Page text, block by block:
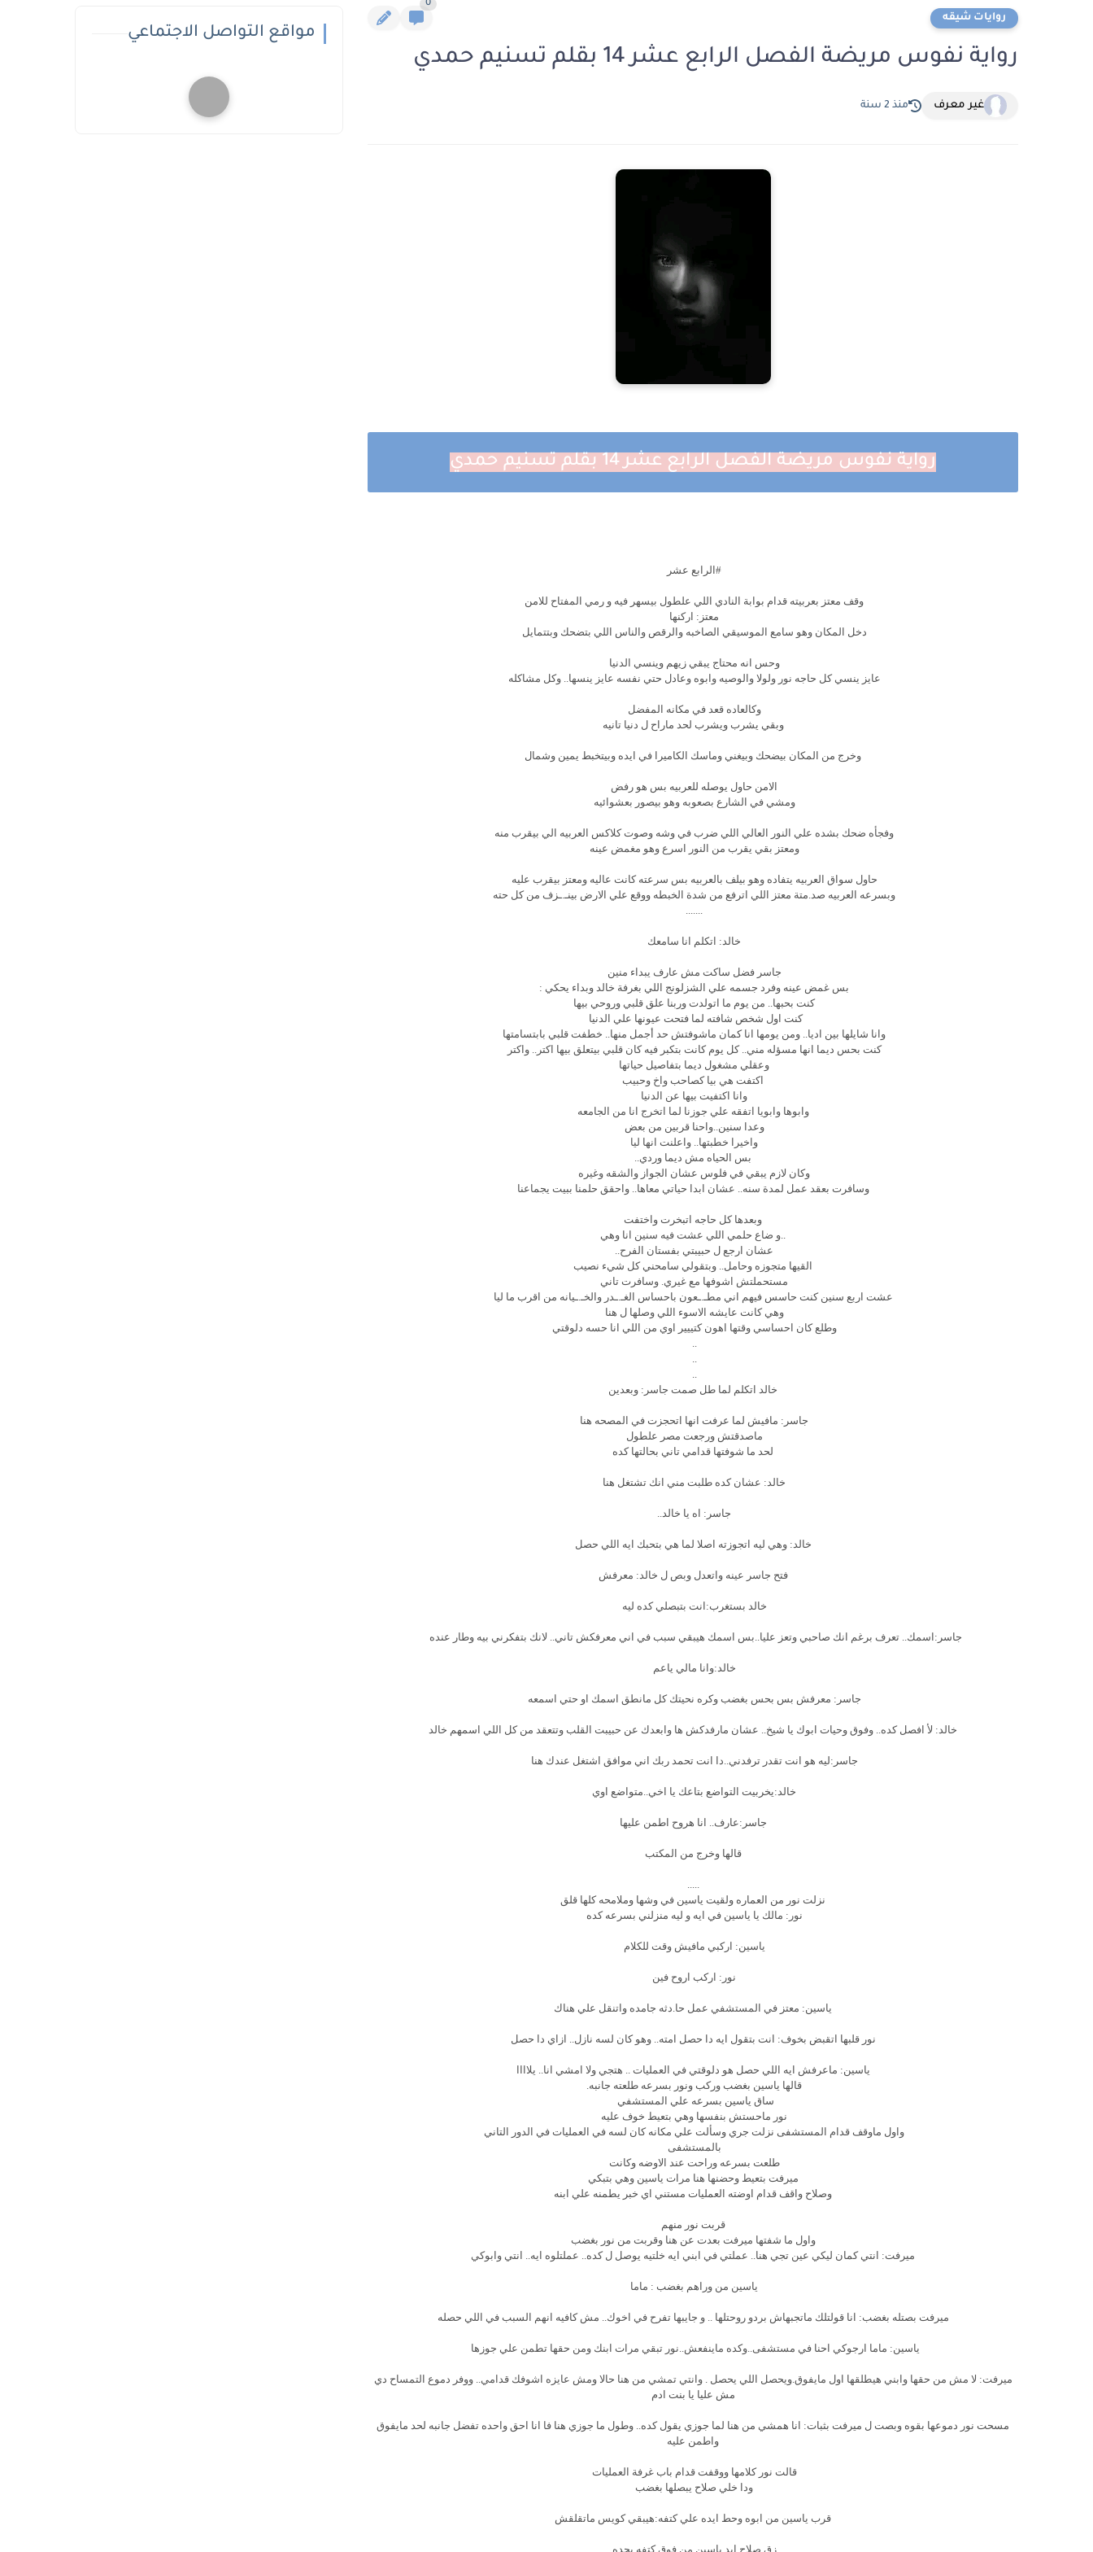
روايات شيقه
0
رواية نفوس مريضة الفصل الرابع عشر 14 بقلم تسنيم حمدي
غير معرف منذ 2 سنة
رواية نفوس مريضة الفصل الرابع عشر 14 بقلم تسنيم حمدي
#الرابع عشر
وقف معتز بعربيته قدام بوابة النادي اللي علطول بيسهر فيه و رمي المفتاح للامن
معتز: اركنها
دخل المكان وهو سامع الموسيقي الصاخبه والرقص والناس اللي بتضحك وبتتمايل
وحس انه محتاج يبقي زيهم وينسي الدنيا
عايز ينسي كل حاجه نور ولولا والوصيه وابوه وعادل حتي نفسه عايز ينسها.. وكل مشاكله
وكالعاده قعد في مكانه المفضل
وبقي يشرب ويشرب لحد ماراح ل دنيا تانيه
وخرج من المكان بيضحك وبيغني وماسك الكاميرا في ايده وبيتخبط يمين وشمال
الامن حاول يوصله للعربيه بس هو رفض
ومشي في الشارع بصعوبه وهو بيصور بعشوائيه
وفجأه ضحك بشده علي النور العالي اللي ضرب في وشه وصوت كلاكس العربيه الي بيقرب منه
ومعتز بقي يقرب من النور اسرع وهو مغمض عينه
حاول سواق العربيه يتفاده وهو بيلف بالعربيه بس سرعته كانت عاليه ومعتز بيقرب عليه
وبسرعه العربيه صد.متة معتز اللي اترفع من شدة الخبطه ووقع علي الارض بينـ.ـزف من كل حته
.......
خالد: اتكلم انا سامعك
جاسر فضل ساكت مش عارف يبداء منين
بس غمض عينه وفرد جسمه علي الشزلونج اللي بغرفة خالد وبداء يحكي :
كنت بحبها.. من يوم ما اتولدت وربنا علق قلبي وروحي بيها
كنت اول شخص شافته لما فتحت عيونها علي الدنيا
وانا شايلها بين اديا.. ومن يومها انا كمان ماشوفتش حد أجمل منها.. خطفت قلبي بابتسامتها
كنت بحس ديما انها مسؤله مني.. كل يوم كانت بتكبر فيه كان قلبي بيتعلق بيها اكتر.. واكتر
وعقلي مشغول ديما بتفاصيل حياتها
اكتفت هي بيا كصاحب واخ وحبيب
وانا اكتفيت بيها عن الدنيا
وابوها وابويا اتفقه علي جوزنا لما اتخرج انا من الجامعه
وعدا سنين..واحنا قربين من بعض
واخيرا خطبتها.. واعلنت انها ليا
بس الحياه مش ديما وردي..
وكان لازم يبقي في فلوس عشان الجواز والشقه وغيره
وسافرت بعقد عمل لمدة سنه.. عشان ابدا حياتي معاها.. واحقق حلمنا ببيت يجماعنا
وبعدها كل حاجه اتبخرت واختفت
..و ضاع حلمي اللي عشت فيه سنين انا وهي
عشان ارجع ل حبيبتي بفستان الفرح..
القيها متجوزه وحامل.. وبتقولي سامحني كل شيء نصيب
مستحملتش اشوفها مع غيري. وسافرت تاني
عشت اربع سنين كنت حاسس فيهم اني مطـ.ـعون باحساس الغـ.ـدر والخـ.ـيانه من اقرب ما ليا
وهي كانت عايشه الاسوء اللي وصلها ل هنا
وطلع كان احساسي وقتها اهون كتييير اوي من اللي انا حسه دلوقتي
..
..
..
خالد اتكلم لما طل صمت جاسر: وبعدين
جاسر: مافيش لما عرفت انها اتحجزت في المصحه هنا
ماصدقتش ورجعت مصر علطول
لحد ما شوفتها قدامي تاني بحالتها كده
خالد: عشان كده طلبت مني انك تشتغل هنا
جاسر: اه يا خالد..
خالد: وهي ليه اتجوزته اصلا لما هي بتحبك ايه اللي حصل
فتح جاسر عينه واتعدل وبص ل خالد: معرفش
خالد بستغرب:انت بتبصلي كده ليه
جاسر:اسمك.. تعرف برغم انك صاحبي وتعز عليا..بس اسمك هيبقي سبب في اني معرفكش تاني.. لانك بتفكرني بيه وطار عنده
خالد:وانا مالي ياعم
جاسر: معرفش بس بحس بغضب وكره نحيتك كل مانطق اسمك او حتي اسمعه
خالد: لأ افصل كده.. وفوق وحيات ابوك يا شيخ.. عشان مارفدكش ها وابعدك عن حبيبت القلب وتتعقد من كل اللي اسمهم خالد
جاسر:ليه هو انت تقدر ترفدني..دا انت تحمد ربك اني موافق اشتغل عندك هنا
خالد:يخربيت التواضع بتاعك يا اخي..متواضع اوي
جاسر:عارف.. انا هروح اطمن عليها
قالها وخرج من المكتب
.....
نزلت نور من العماره ولقيت ياسين في وشها وملامحه كلها قلق
نور: مالك يا ياسين في ايه و ليه منزلني بسرعه كده
ياسين: اركبي مافيش وقت للكلام
نور: اركب اروح فين
ياسين: معتز في المستشفي عمل حا.دثه جامده واتنقل علي هناك
نور قلبها اتقبض بخوف: انت بتقول ايه دا حصل امته.. وهو كان لسه نازل.. ازاي دا حصل
ياسين: ماعرفش ايه اللي حصل هو دلوقتي في العمليات .. هتجي ولا امشي انا.. يلاااا
قالها ياسين بغضب وركب ونور بسرعه طلعته جانبه.
ساق ياسين بسرعه علي المستشفي
نور ماحستش بنفسها وهي بتعيط خوف عليه
واول ماوقف قدام المستشفى نزلت جري وسألت علي مكانه كان لسه في العمليات في الدور التاني
بالمستشفى
طلعت بسرعه وراحت عند الاوضه وكانت
ميرفت بتعيط وحضنها هنا مرات ياسين وهي بتبكي
وصلاح واقف قدام اوضته العمليات مستني اي خبر يطمنه علي ابنه
قربت نور منهم
واول ما شفتها ميرفت بعدت عن هنا وقربت من نور بغضب
ميرفت: انتي كمان ليكي عين تجي هنا.. عملتي في ابني ايه خلتيه يوصل ل كده.. عملتلوه ايه.. انتي وابوكي
ياسين من وراهم بغضب : ماما
ميرفت بصتله بغضب: انا قولتلك ماتجبهاش بردو روحتلها .. و جايبها تفرح في اخوك.. مش كافيه انهم السبب في اللي حصله
ياسين: ماما ارجوكي احنا في مستشفى..وكده ماينفعش..نور تبقي مرات ابنك ومن حقها تطمن علي جوزها
ميرفت: لا مش من حقها وابني هيطلقها اول مايفوق.ويحصل اللي يحصل . وانتي تمشي من هنا حالا ومش عايزه اشوفك قدامي.. ووفر دموع التمساح دي
مش عليا يا بنت ادم
مسحت نور دموعها بقوه وبصت ل ميرفت بثبات: انا همشي من هنا لما جوزي يقول كده.. وطول ما جوزي هنا فا انا احق واحده تفضل جانبه لحد مايفوق
واطمن عليه
قالت نور كلامها ووقفت قدام باب غرفة العمليات
ودا خلي صلاح يبصلها بغضب
قرب ياسين من ابوه وحط ايده علي كتفه:هيبقي كويس ماتقلقش
زق صلاح ايد ياسين من فوق كتفه بحده
مواقع التواصل الاجتماعي